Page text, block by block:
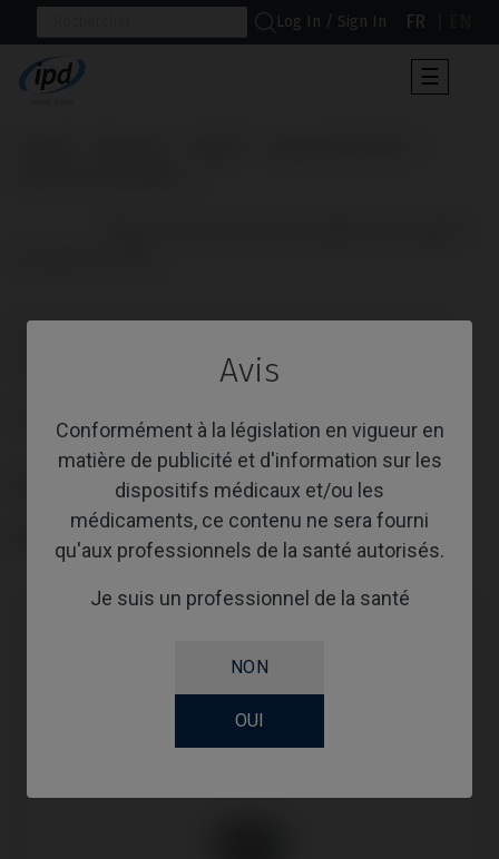
Avis
Conformément à la législation en vigueur en
matière de publicité et d'information sur les
dispositifs médicaux et/ou les
médicaments, ce contenu ne sera fourni
qu'aux professionnels de la santé autorisés.
Je suis un professionnel de la santé
NON
OUI
Log In / Sign In FR
Toggle
☰
PILIER DE CICATRISATION COMPATIBLE
AVEC BEGO® SEMADOS® SC/RS
PLATE-FORME
GINGIVALHEIGHT